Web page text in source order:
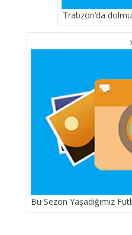
Trabzon’da
Bu Sezon Yaşadığımız